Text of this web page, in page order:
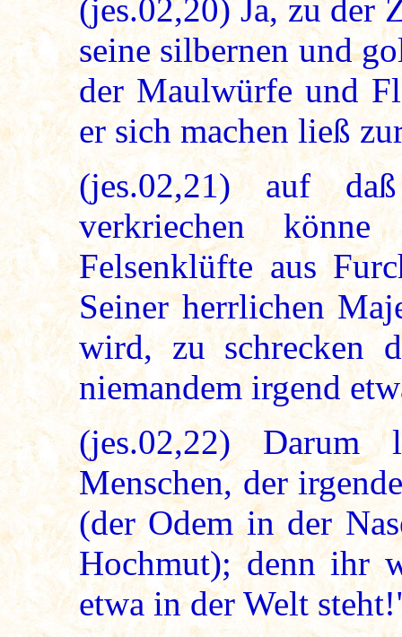
(jes.02,20) Ja, zu der
seine silbernen und
der Maulwürfe und
er sich machen ließ
(jes.02,21) auf
verkriechen
Felsenklüfte aus
Seiner herrlichen
wird, zu schrecken
niemandem irgend
(jes.02,22)
Menschen, der
(der Odem in der
Hochmut); denn ihr
etwa in der Welt